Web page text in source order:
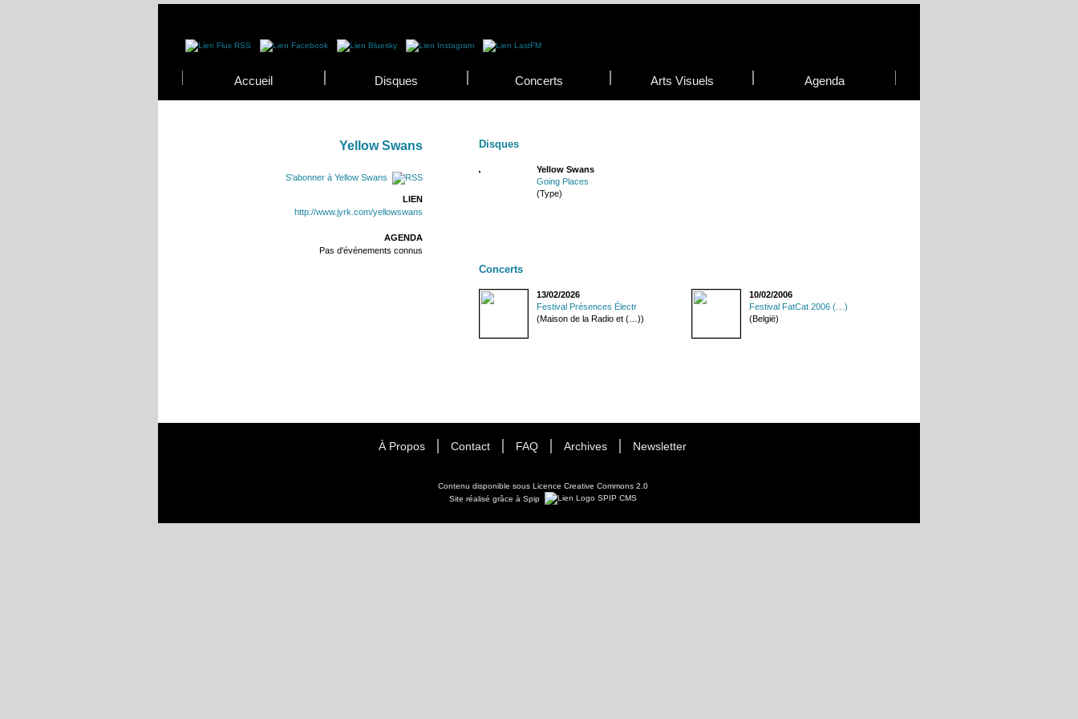
Accueil Disques Concerts Arts Visuels Agenda
Yellow Swans
S'abonner à Yellow Swans
LIEN
http://www.jyrk.com/yellowswans
AGENDA
Pas d'événements connus
Disques
Yellow Swans
Going Places
(Type)
Concerts
13/02/2026
Festival Présences Électr
(Maison de la Radio et (…))
10/02/2006
Festival FatCat 2006 (…)
(België)
À Propos Contact FAQ Archives Newsletter
Contenu disponible sous Licence Creative Commons 2.0
Site réalisé grâce à Spip